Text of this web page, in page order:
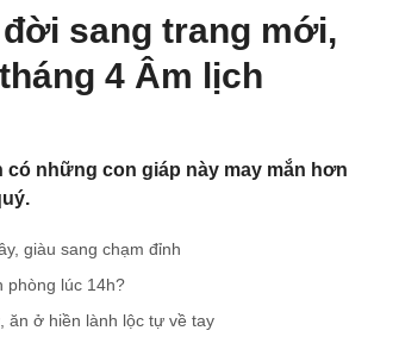
sang trang mới,
4 Âm lịch
có những con giáp này may mắn hơn
giàu sang chạm đỉnh
phòng lúc 14h?
ăn ở hiền lành lộc tự về tay